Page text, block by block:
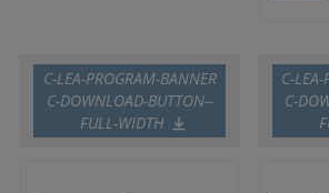
C-LEA-PROGRAM-BANNER
C-DOWNLOAD-BUTTON--
FULL-WIDTH
C-
C-